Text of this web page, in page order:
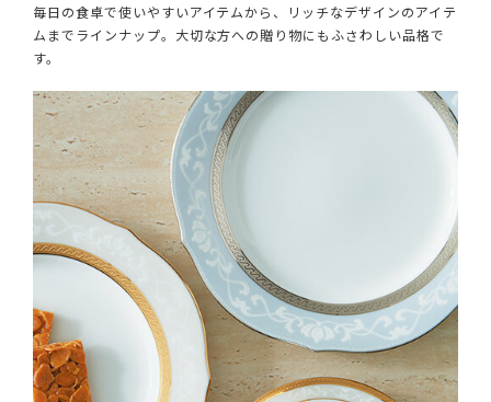
毎日の食卓で使いやすいアイテムから、リッチなデザインのアイテ
ムまでラインナップ。大切な方への贈り物にもふさわしい品格で
す。